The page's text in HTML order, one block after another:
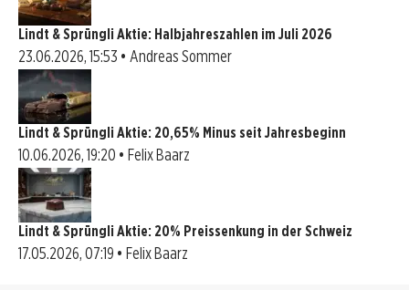
Lindt & Sprüngli Aktie: Halbjahreszahlen im Juli 2026
23.06.2026, 15:53 • Andreas Sommer
Lindt & Sprüngli Aktie: 20,65% Minus seit Jahresbeginn
10.06.2026, 19:20 • Felix Baarz
Lindt & Sprüngli Aktie: 20% Preissenkung in der Schweiz
17.05.2026, 07:19 • Felix Baarz